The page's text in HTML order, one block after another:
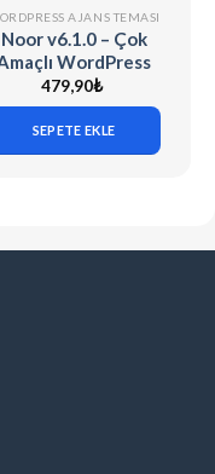
AJANS TEMASI
Noor v6.1.0 – Çok
WordPress
Teması
479,90₺
SEPETE EKLE